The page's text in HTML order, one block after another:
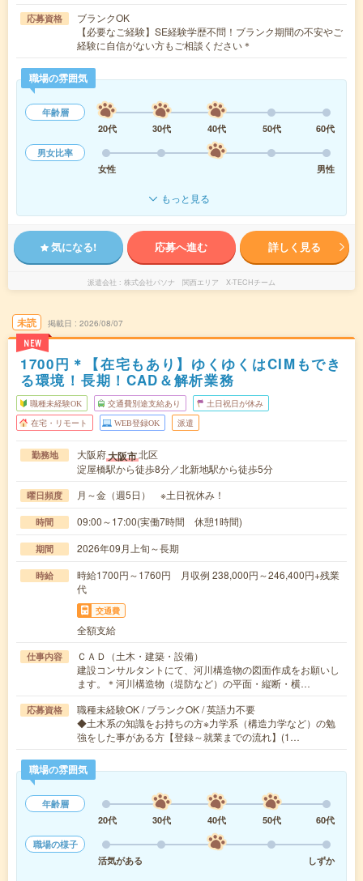
応募資格
ブランクOK
【必要なご経験】SE経験学歴不問！ブランク期間の不安やご
経験に自信がない方もご相談ください＊
職場の雰囲気
年齢層
20代
30代 40代 50代
60代
男女比率
女性
男性
もっと見る
気になる! 応募へ進む 詳しく見る
派遣会社 株式会社パソナ 関西エリア X-TECHチーム
未読
NEW
掲載日 2026/08/07
1700円＊【在宅もあり】ゆくゆくはCIMもでき
る環境！長期！CAD＆解析業務
職種未経験OK 交通費別途支給あり 土日祝日が休み
在宅・リモート WEB登録OK 派遣
勤務地 大阪府大阪市北区
淀屋橋駅から徒歩8分／北新地駅から徒歩5分
曜日頻度 月～金（週5日） ※土日祝休み！
時間 09:00～17:00(実働7時間 休憩1時間)
期間 2026年09月上旬～長期
時給
時給1700円～1760円 月収例 238,000円～246,400円+残業
代
交通費
全額支給
仕事内容
ＣＡＤ（土木・建築・設備）
建設コンサルタントにて、河川構造物の図面作成をお願いし
ます。＊河川構造物（堤防など）の平面・縦断・横…
応募資格
職種未経験OK / ブランクOK / 英語力不要
◆土木系の知識をお持ちの方※力学系（構造力学など）の勉
強をした事がある方【登録～就業までの流れ】(1…
職場の雰囲気
年齢層
20代
30代 40代 50代
60代
職場の様子
活気がある
しずか